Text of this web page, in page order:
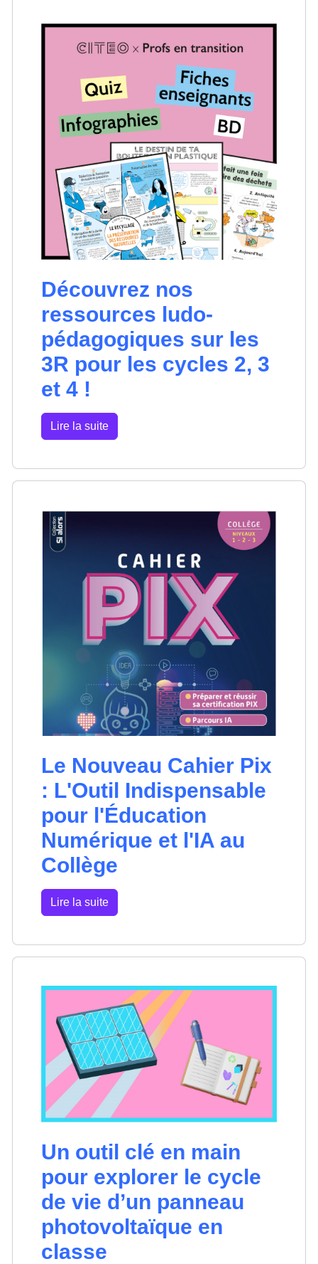
Découvrez nos
ressources ludo-
pédagogiques sur les
3R pour les cycles 2, 3
et 4 !
Lire la suite
Le Nouveau Cahier Pix
: L'Outil Indispensable
pour l'Éducation
Numérique et l'IA au
Collège
Lire la suite
Un outil clé en main
pour explorer le cycle
de vie d’un panneau
photovoltaïque en
classe